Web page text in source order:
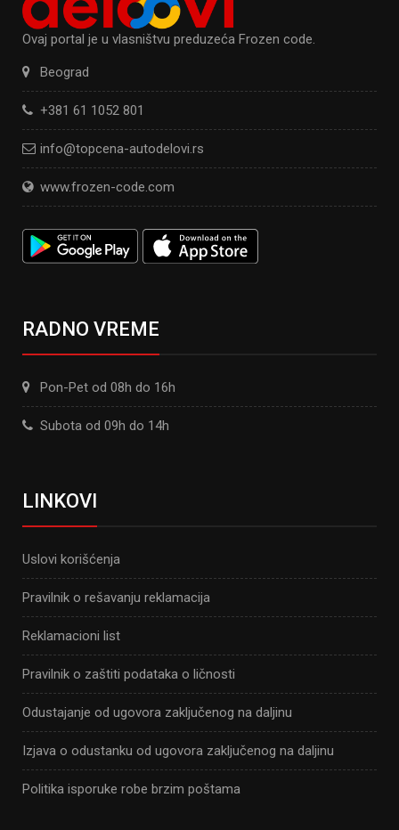
Ovaj portal je u vlasništvu preduzeća Frozen code.
Beograd
+381 61 1052 801
info@topcena-autodelovi.rs
www.frozen-code.com
RADNO VREME
Pon-Pet od 08h do 16h
Subota od 09h do 14h
LINKOVI
Uslovi korišćenja
Pravilnik o rešavanju reklamacija
Reklamacioni list
Pravilnik o zaštiti podataka o ličnosti
Odustajanje od ugovora zaključenog na daljinu
Izjava o odustanku od ugovora zaključenog na daljinu
Politika isporuke robe brzim poštama